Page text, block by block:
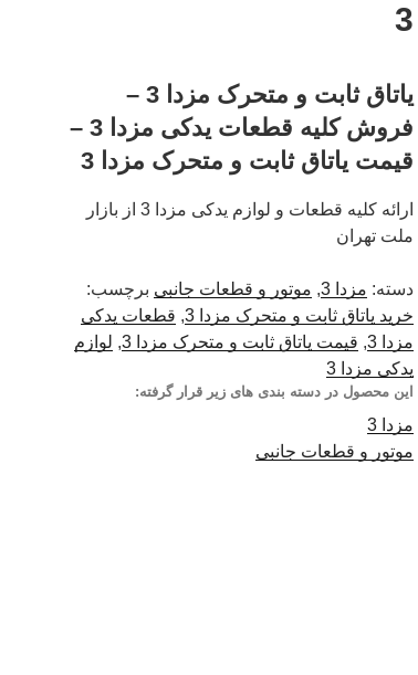
3
یاتاق ثابت و متحرک مزدا 3 –
فروش کلیه قطعات یدکی مزدا 3 –
قیمت یاتاق ثابت و متحرک مزدا 3
ارائه کلیه قطعات و لوازم یدکی مزدا 3 از بازار
ملت تهران
دسته: مزدا 3 , موتور و قطعات جانبی برچسب:
خرید یاتاق ثابت و متحرک مزدا 3
, قطعات یدکی
مزدا 3
, قیمت یاتاق ثابت و متحرک مزدا 3 , لوازم
یدکی مزدا 3
این محصول در دسته بندی های زیر قرار گرفته:
مزدا 3
موتور و قطعات جانبی